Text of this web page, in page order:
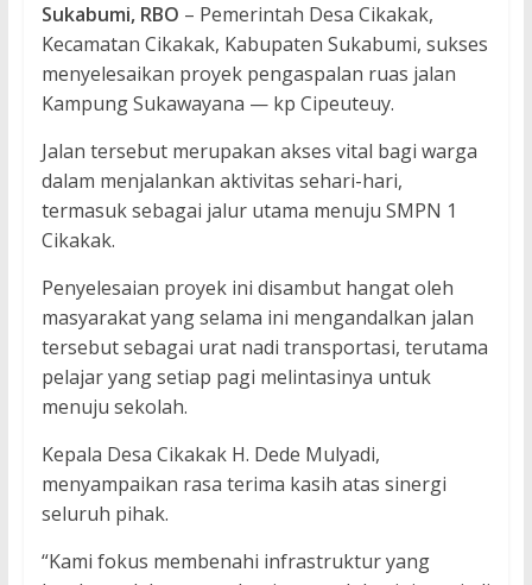
Sukabumi, RBO – Pemerintah Desa Cikakak,
Kecamatan Cikakak, Kabupaten Sukabumi, sukses
menyelesaikan proyek pengaspalan ruas jalan
Kampung Sukawayana — kp Cipeuteuy.
Jalan tersebut merupakan akses vital bagi warga
dalam menjalankan aktivitas sehari-hari,
termasuk sebagai jalur utama menuju SMPN 1
Cikakak.
Penyelesaian proyek ini disambut hangat oleh
masyarakat yang selama ini mengandalkan jalan
tersebut sebagai urat nadi transportasi, terutama
pelajar yang setiap pagi melintasinya untuk
menuju sekolah.
Kepala Desa Cikakak H. Dede Mulyadi,
menyampaikan rasa terima kasih atas sinergi
seluruh pihak.
“Kami fokus membenahi infrastruktur yang